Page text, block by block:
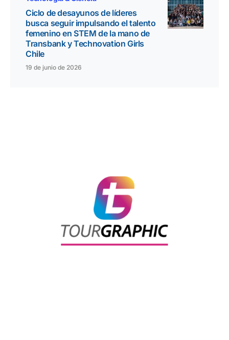
Ciclo de desayunos de líderes
busca seguir impulsando el talento
femenino en STEM de la mano de
Transbank y Technovation Girls
Chile
19 de junio de 2026